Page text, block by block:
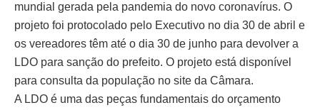
mundial gerada pela pandemia do novo coronavírus. O
projeto foi protocolado pelo Executivo no dia 30 de abril e
os vereadores têm até o dia 30 de junho para devolver a
LDO para sanção do prefeito. O projeto está disponível
para consulta da população no site da Câmara.
A LDO é uma das peças fundamentais do orçamento